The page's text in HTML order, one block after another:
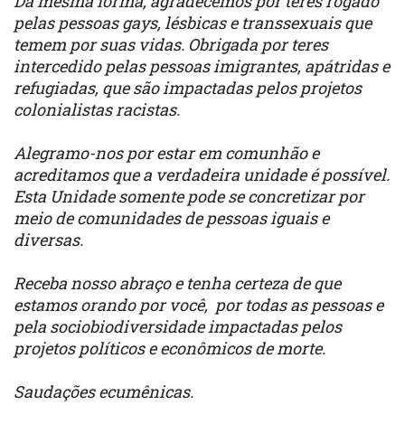
pelas pessoas gays, lésbicas e transsexuais que
temem por suas vidas. Obrigada por teres
intercedido pelas pessoas imigrantes, apátridas e
refugiadas, que são impactadas pelos projetos
colonialistas racistas.
Alegramo-nos por estar em comunhão e
acreditamos que a verdadeira unidade é possível.
Esta Unidade somente pode se concretizar por
meio de comunidades de pessoas iguais e
diversas.
Receba nosso abraço e tenha certeza de que
estamos orando por você, por todas as pessoas e
pela sociobiodiversidade impactadas pelos
projetos políticos e econômicos de morte.
Saudações ecumênicas.